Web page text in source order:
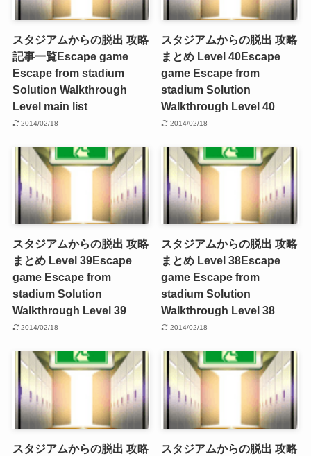
スタジアムからの脱出 攻略
記事一覧Escape game
Escape from stadium
Solution Walkthrough
Level main list
2014/02/18
スタジアムからの脱出 攻略
まとめ Level 40Escape
game Escape from
stadium Solution
Walkthrough Level 40
2014/02/18
スタジアムからの脱出 攻略
まとめ Level 39Escape
game Escape from
stadium Solution
Walkthrough Level 39
2014/02/18
スタジアムからの脱出 攻略
まとめ Level 38Escape
game Escape from
stadium Solution
Walkthrough Level 38
2014/02/18
スタジアムからの脱出 攻略
スタジアムからの脱出 攻略